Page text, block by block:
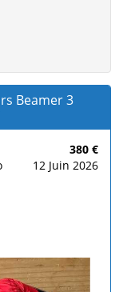
Beamer 3
380 €
12 Juin 2026